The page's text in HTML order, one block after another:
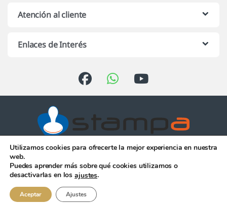
Atención al cliente
Enlaces de Interés
Atención telefónica de 10:00 h.
a 13:00 h. de Lunes a Viernes
956 344 058
Utilizamos cookies para ofrecerte la mejor experiencia en nuestra
web.
Puedes aprender más sobre qué cookies utilizamos o
desactivarlas en losajustes.
Aceptar Ajustes